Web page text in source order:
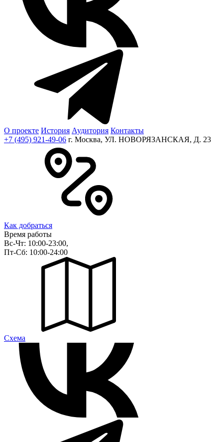
О проекте История Аудитория Контакты
+7 (495) 921-49-06 г. Москва, УЛ. НОВОРЯЗАНСКАЯ, Д. 23
Как добраться
Время работы
Вс-Чт: 10:00-23:00,
Пт-Сб: 10:00-24:00
Cхема